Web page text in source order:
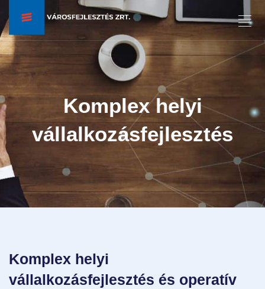
Komplex helyi
vállalkozásfejlesztés
Komplex helyi
vállalkozásfejlesztés és operatív